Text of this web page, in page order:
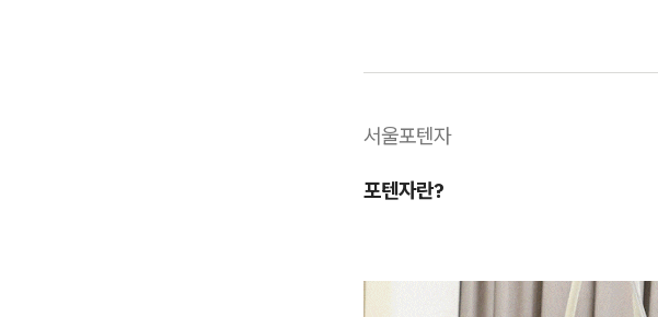
서울포텐자
포텐자란?